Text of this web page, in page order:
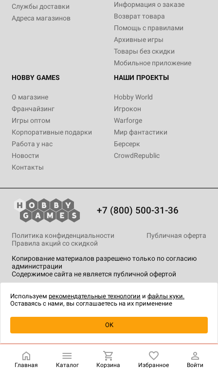
Уведомить о наличии
Службы доставки
Адреса магазинов
Информация о заказе
Возврат товара
Помощь с правилами
Архивные игры
Товары без скидки
Мобильное приложение
HOBBY GAMES
О магазине
Франчайзинг
Игры оптом
Корпоративные подарки
Работа у нас
Новости
Контакты
НАШИ ПРОЕКТЫ
Hobby World
Игрокон
Warforge
Мир фантастики
Берсерк
CrowdRepublic
+7 (800) 500-31-36
Копирование материалов разрешено только по согласию
администрации
Содержимое сайта не является публичной офертой
Политика конфиденциальности
Публичная оферта
Правила акций со скидкой
технологии.
Главная Каталог Корзина Избранное Войти
Используем рекомендательные технологии и файлы куки.
Оставаясь с нами, вы соглашаетесь на их применение
OK